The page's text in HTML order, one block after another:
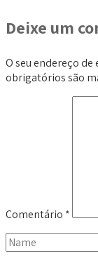
Deixe um
O seu endereço
obrigatórios são
Comentário *